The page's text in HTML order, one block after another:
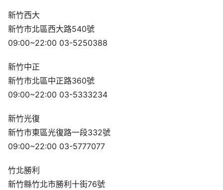
新竹西大
新竹市北區西大路540號
09:00~22:00 03-5250388
新竹中正
新竹市北區中正路360號
09:00~22:00 03-5333234
新竹光復
新竹市東區光復路一段332號
09:00~22:00 03-5777077
竹北勝利
新竹縣竹北市勝利十街76號